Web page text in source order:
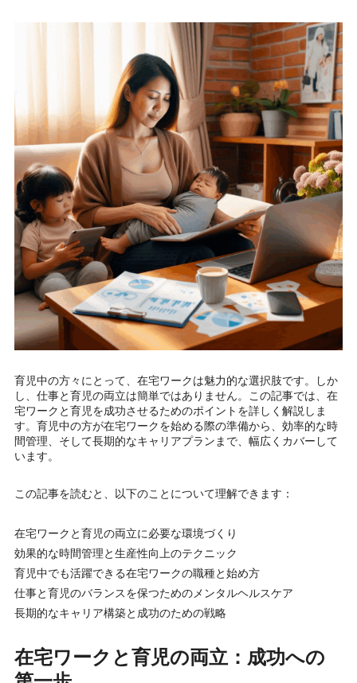
育児中の方々にとって、在宅ワークは魅力的な選択肢です。しか
し、仕事と育児の両立は簡単ではありません。この記事では、在
宅ワークと育児を成功させるためのポイントを詳しく解説しま
す。育児中の方が在宅ワークを始める際の準備から、効率的な時
間管理、そして長期的なキャリアプランまで、幅広くカバーして
います。
この記事を読むと、以下のことについて理解できます：
在宅ワークと育児の両立に必要な環境づくり
効果的な時間管理と生産性向上のテクニック
育児中でも活躍できる在宅ワークの職種と始め方
仕事と育児のバランスを保つためのメンタルヘルスケア
長期的なキャリア構築と成功のための戦略
在宅ワークと育児の両立：成功への